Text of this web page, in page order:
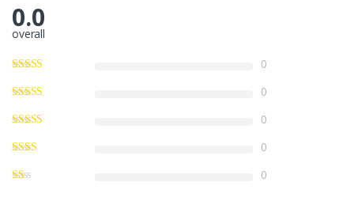
0.0
overall
0
0
0
0
0